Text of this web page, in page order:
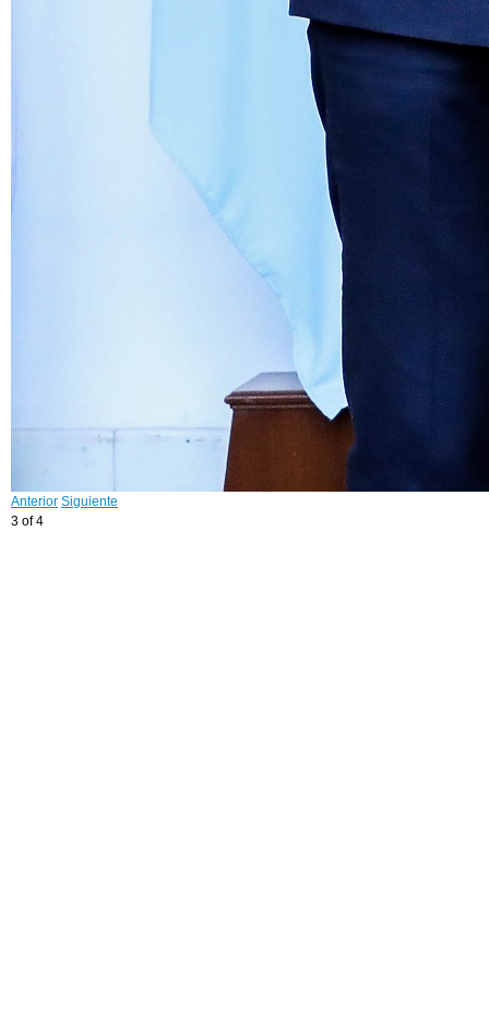
Anterior Siguiente
3 of 4